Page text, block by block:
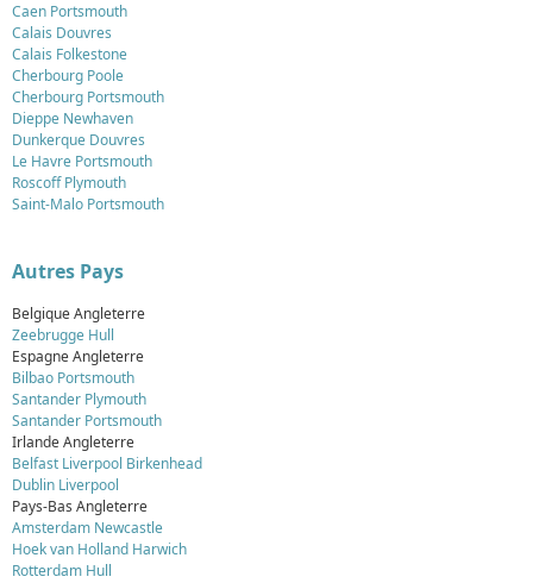
Caen Portsmouth
Calais Douvres
Calais Folkestone
Cherbourg Poole
Cherbourg Portsmouth
Dieppe Newhaven
Dunkerque Douvres
Le Havre Portsmouth
Roscoff Plymouth
Saint-Malo Portsmouth
Autres Pays
Belgique Angleterre
Zeebrugge Hull
Espagne Angleterre
Bilbao Portsmouth
Santander Plymouth
Santander Portsmouth
Irlande Angleterre
Belfast Liverpool Birkenhead
Dublin Liverpool
Pays-Bas Angleterre
Amsterdam Newcastle
Hoek van Holland Harwich
Rotterdam Hull